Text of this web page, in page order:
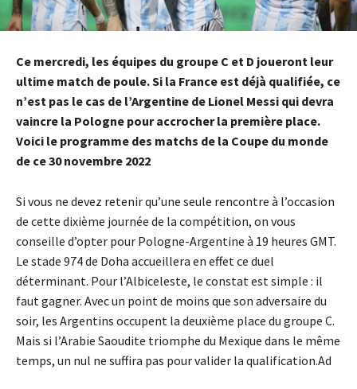
Ce mercredi, les équipes du groupe C et D joueront leur
ultime match de poule. Si la France est déjà qualifiée, ce
n’est pas le cas de l’Argentine de Lionel Messi qui devra
vaincre la Pologne pour accrocher la première place.
Voici le programme des matchs de la Coupe du monde
de ce 30 novembre 2022
Si vous ne devez retenir qu’une seule rencontre à l’occasion
de cette dixième journée de la compétition, on vous
conseille d’opter pour Pologne-Argentine à 19 heures GMT.
Le stade 974 de Doha accueillera en effet ce duel
déterminant. Pour l’Albiceleste, le constat est simple : il
faut gagner. Avec un point de moins que son adversaire du
soir, les Argentins occupent la deuxième place du groupe C.
Mais si l’Arabie Saoudite triomphe du Mexique dans le même
temps, un nul ne suffira pas pour valider la qualification.Ad